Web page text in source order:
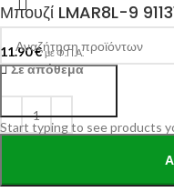
Start typing to see products
Μπουζί LMAR8L-9
11.90€ με Φ.Π.Α.
Σε απόθεμα